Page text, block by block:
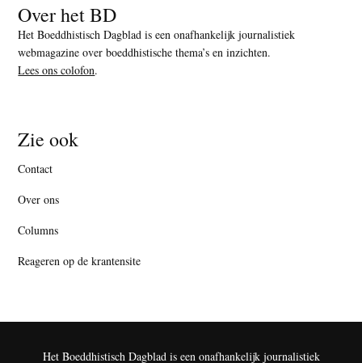
Over het BD
Het Boeddhistisch Dagblad is een onafhankelijk journalistiek
webmagazine over boeddhistische thema’s en inzichten.
Lees ons colofon.
Zie ook
Contact
Over ons
Columns
Reageren op de krantensite
Het Boeddhistisch Dagblad is een onafhankelijk journalistiek